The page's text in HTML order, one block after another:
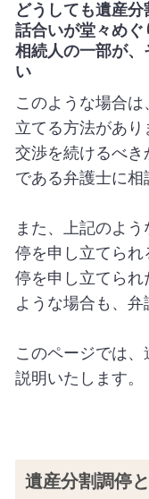
どうしても遺産
話合いが堂々め
相続人の一部が
い
このような場合
立てる方法があり
交渉を続けるべ
である弁護士に相
また、上記のよ
停を申し立てられ
停を申し立てら
ような場合も、弁
このページでは
説明いたします。
遺産分割調停